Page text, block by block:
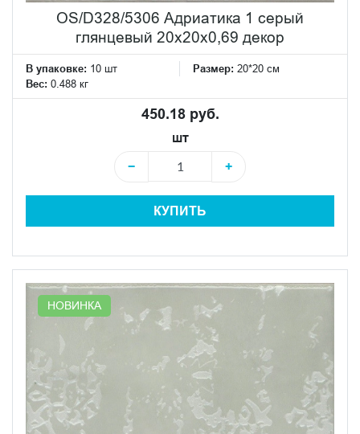
OS/D328/5306 Адриатика 1 серый
глянцевый 20x20x0,69 декор
В упаковке: 10 шт Размер: 20*20 см
Вес: 0.488 кг
450.18 руб.
шт
−
+
КУПИТЬ
НОВИНКА